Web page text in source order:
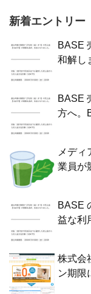
新着エントリー
BASE
和解し
BASE
方へ。
メディ
業員が
BASE
益な利
株式会
ン期限